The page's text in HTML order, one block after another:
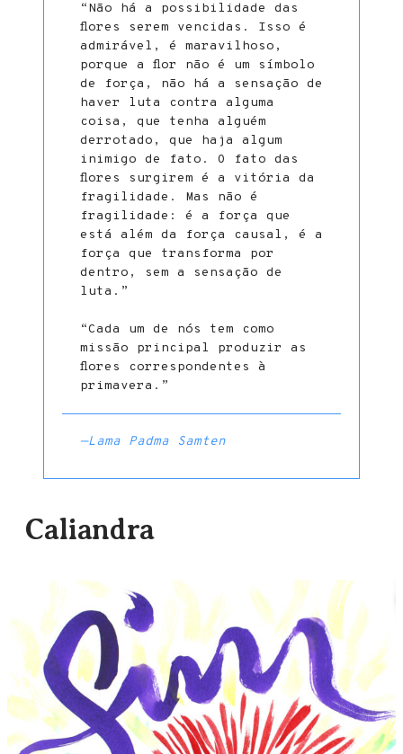
“Não há a possibilidade das
flores serem vencidas. Isso é
admirável, é maravilhoso,
porque a flor não é um símbolo
de força, não há a sensação de
haver luta contra alguma
coisa, que tenha alguém
derrotado, que haja algum
inimigo de fato. O fato das
flores surgirem é a vitória da
fragilidade. Mas não é
fragilidade: é a força que
está além da força causal, é a
força que transforma por
dentro, sem a sensação de
luta.”
“Cada um de nós tem como
missão principal produzir as
flores correspondentes à
primavera.”
—Lama Padma Samten
Caliandra